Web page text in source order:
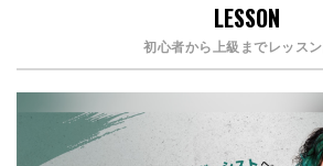
LESSON
初心者から上級までレッス